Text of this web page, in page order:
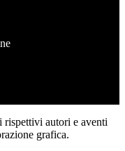
autori e aventi
grafica.